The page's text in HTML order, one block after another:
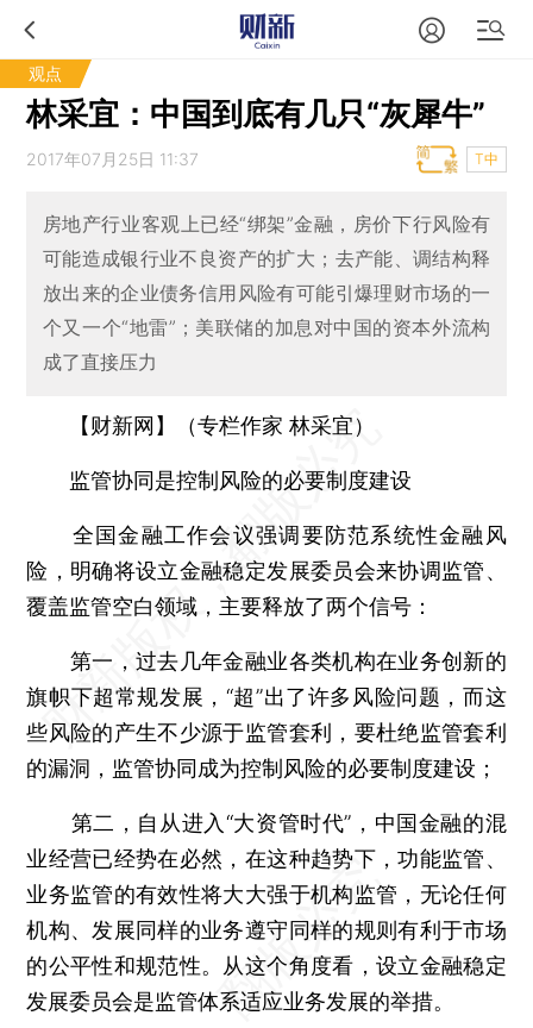
观点
林采宜：中国到底有几只“灰犀牛”
2017年07月25日 11:37 T中
房地产行业客观上已经“绑架”金融，房价下行风险有
可能造成银行业不良资产的扩大；去产能、调结构释
放出来的企业债务信用风险有可能引爆理财市场的一
个又一个“地雷”；美联储的加息对中国的资本外流构
成了直接压力
【财新网】（专栏作家 林采宜）
监管协同是控制风险的必要制度建设
全国金融工作会议强调要防范系统性金融风
险，明确将设立金融稳定发展委员会来协调监管、
覆盖监管空白领域，主要释放了两个信号：
第一，过去几年金融业各类机构在业务创新的
旗帜下超常规发展，“超”出了许多风险问题，而这
些风险的产生不少源于监管套利，要杜绝监管套利
的漏洞，监管协同成为控制风险的必要制度建设；
第二，自从进入“大资管时代”，中国金融的混
业经营已经势在必然，在这种趋势下，功能监管、
业务监管的有效性将大大强于机构监管，无论任何
机构、发展同样的业务遵守同样的规则有利于市场
的公平性和规范性。从这个角度看，设立金融稳定
发展委员会是监管体系适应业务发展的举措。